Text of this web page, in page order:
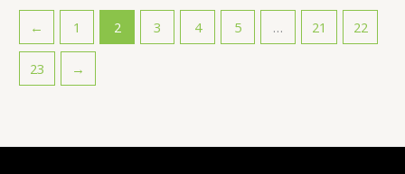
← 1 2 3 4 5 … 21 22
23 →